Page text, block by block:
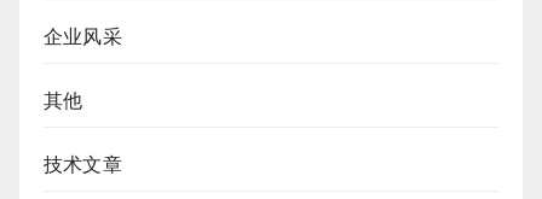
企业风采
其他
技术文章